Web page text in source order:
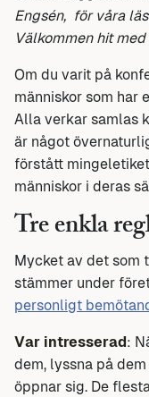
Engsén, för våra
Välkommen hit
Om du varit på
människor som har
Alla verkar samlas
är något
förstått
människor i deras
Tre enkla
Mycket av det som
stämmer under
personligt
Var intresserad :
dem, lyssna på
öppnar sig. De